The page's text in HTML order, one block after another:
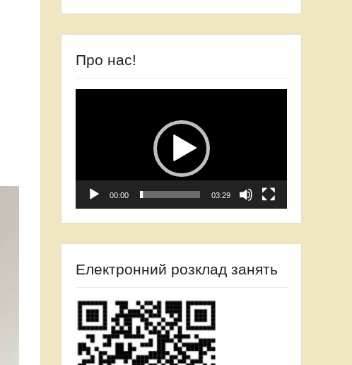
Про нас!
00:00 03:29
Електронний розклад занять